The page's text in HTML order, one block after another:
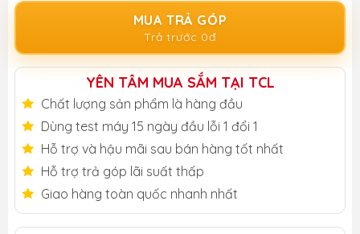
MUA TRẢ GÓP
Trả trước 0đ
YÊN TÂM MUA SẮM TẠI TCL
Chất lượng sản phẩm là hàng đầu
Dùng test máy 15 ngày đầu lỗi 1 đổi 1
Hỗ trợ và hậu mãi sau bán hàng tốt nhất
Hỗ trợ trả góp lãi suất thấp
Giao hàng toàn quốc nhanh nhất